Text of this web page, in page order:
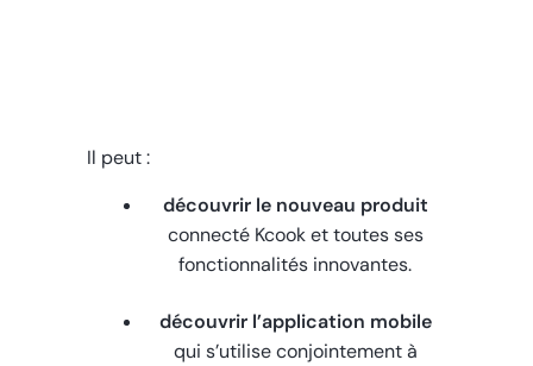
Il peut :
découvrir le nouveau produit
connecté Kcook et toutes ses
fonctionnalités innovantes.
découvrir l’application mobile
qui s’utilise conjointement à